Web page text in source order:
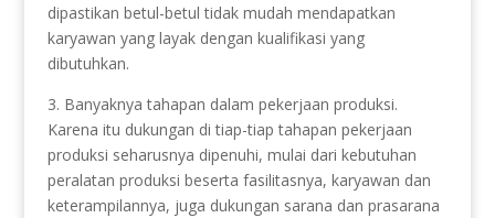
dipastikan betul-betul tidak mudah mendapatkan
karyawan yang layak dengan kualifikasi yang
dibutuhkan.
3. Banyaknya tahapan dalam pekerjaan produksi.
Karena itu dukungan di tiap-tiap tahapan pekerjaan
produksi seharusnya dipenuhi, mulai dari kebutuhan
peralatan produksi beserta fasilitasnya, karyawan dan
keterampilannya, juga dukungan sarana dan prasarana